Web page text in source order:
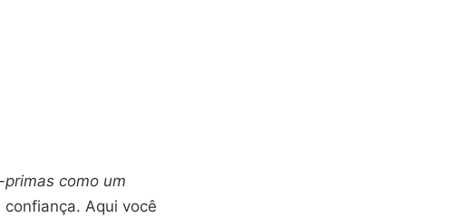
como um
Aqui você